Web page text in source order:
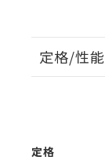
定格/性能
定格